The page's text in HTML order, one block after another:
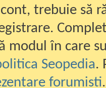
trebuie să
modul în care
Seopedia.
forumisti.